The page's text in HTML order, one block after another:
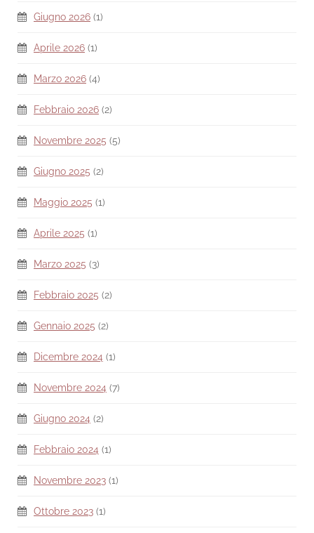
Giugno 2026 (1)
Aprile 2026 (1)
Marzo 2026 (4)
Febbraio 2026 (2)
Novembre 2025 (5)
Giugno 2025 (2)
Maggio 2025 (1)
Aprile 2025 (1)
Marzo 2025 (3)
Febbraio 2025 (2)
Gennaio 2025 (2)
Dicembre 2024 (1)
Novembre 2024 (7)
Giugno 2024 (2)
Febbraio 2024 (1)
Novembre 2023 (1)
Ottobre 2023 (1)